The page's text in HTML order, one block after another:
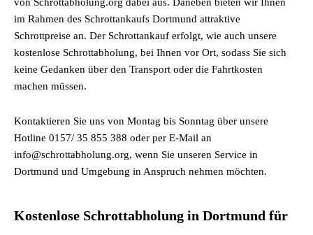
im Rahmen des Schrottankaufs Dortmund attraktive
Schrottpreise an. Der Schrottankauf erfolgt, wie auch unsere
kostenlose Schrottabholung, bei Ihnen vor Ort, sodass Sie sich
keine Gedanken über den Transport oder die Fahrtkosten
machen müssen.
Kontaktieren Sie uns von Montag bis Sonntag über unsere
Hotline 0157/ 35 855 388 oder per E-Mail an
info@schrottabholung.org, wenn Sie unseren Service in
Dortmund und Umgebung in Anspruch nehmen möchten.
Kostenlose Schrottabholung in Dortmund für